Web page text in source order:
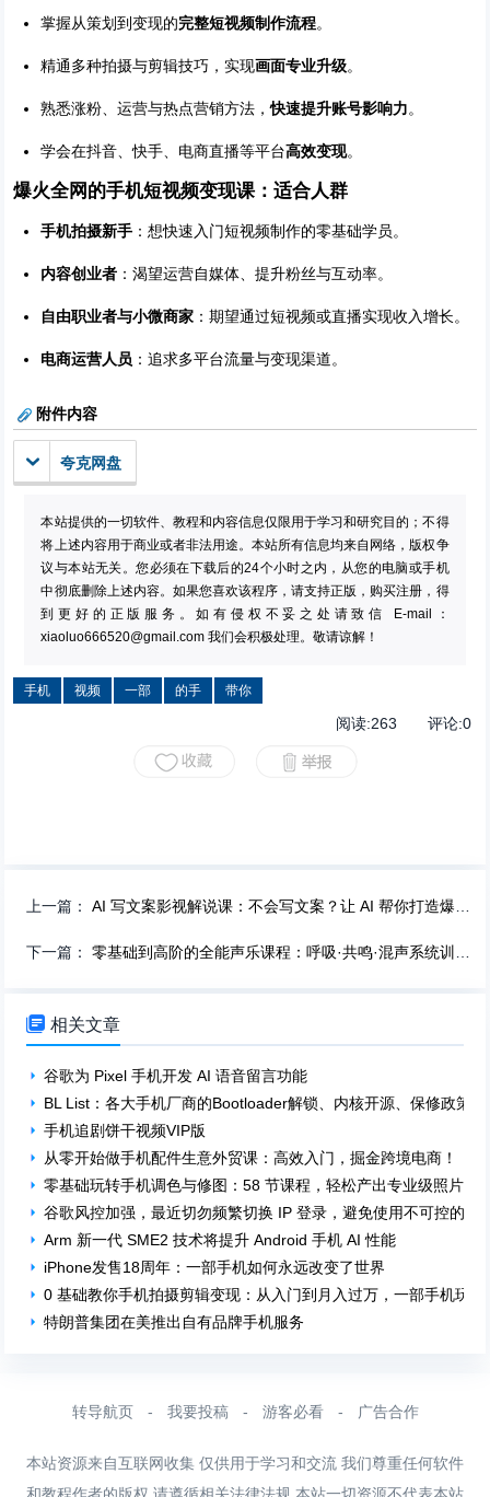
掌握从策划到变现的完整短视频制作流程。
精通多种拍摄与剪辑技巧，实现画面专业升级。
熟悉涨粉、运营与热点营销方法，快速提升账号影响力。
学会在抖音、快手、电商直播等平台高效变现。
爆火全网的手机短视频变现课：适合人群
手机拍摄新手 ：想快速入门短视频制作的零基础学员。
内容创业者 ：渴望运营自媒体、提升粉丝与互动率。
自由职业者与小微商家 ：期望通过短视频或直播实现收入增长。
电商运营人员 ：追求多平台流量与变现渠道。
附件内容
夸克网盘
本站提供的一切软件、教程和内容信息仅限用于学习和研究目的；不得
将上述内容用于商业或者非法用途。本站所有信息均来自网络，版权争
议与本站无关。您必须在下载后的24个小时之内，从您的电脑或手机
中彻底删除上述内容。如果您喜欢该程序，请支持正版，购买注册，得
到更好的正版服务。如有侵权不妥之处请致信 E-mail：
xiaoluo666520@gmail.com 我们会积极处理。敬请谅解！
手机 视频 一部 的手 带你
阅读:263 评论:0
上一篇：AI 写文案影视解说课：不会写文案？让 AI 帮你打造爆款影视解说！
下一篇：零基础到高阶的全能声乐课程：呼吸·共鸣·混声系统训练，打造你的完美声线！
 相关文章
谷歌为 Pixel 手机开发 AI 语音留言功能
BL List：各大手机厂商的Bootloader解锁、内核开源、保修政策
手机追剧饼干视频VIP版
从零开始做手机配件生意外贸课：高效入门，掘金跨境电商！
零基础玩转手机调色与修图：58 节课程，轻松产出专业级照片！
谷歌风控加强，最近切勿频繁切换 IP 登录，避免使用不可控的手
Arm 新一代 SME2 技术将提升 Android 手机 AI 性能
iPhone发售18周年：一部手机如何永远改变了世界
0 基础教你手机拍摄剪辑变现：从入门到月入过万，一部手机玩
特朗普集团在美推出自有品牌手机服务
转导航页 - 我要投稿 - 游客必看 - 广告合作
本站资源来自互联网收集 仅供用于学习和交流 我们尊重任何软件